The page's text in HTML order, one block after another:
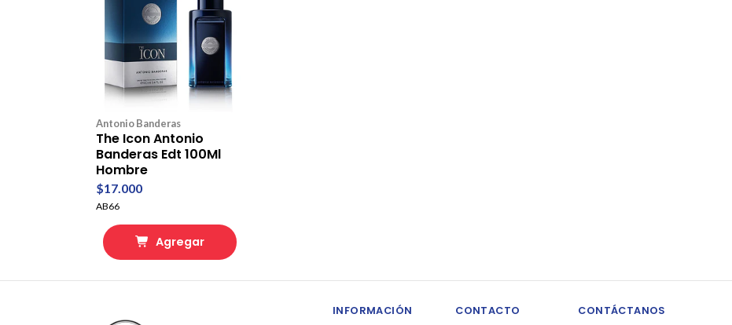
Antonio Banderas
The Icon Antonio
Banderas Edt 100Ml
Hombre
$17.000
AB66
Agregar
INFORMACIÓN
CONTACTO
CONTÁCTANOS